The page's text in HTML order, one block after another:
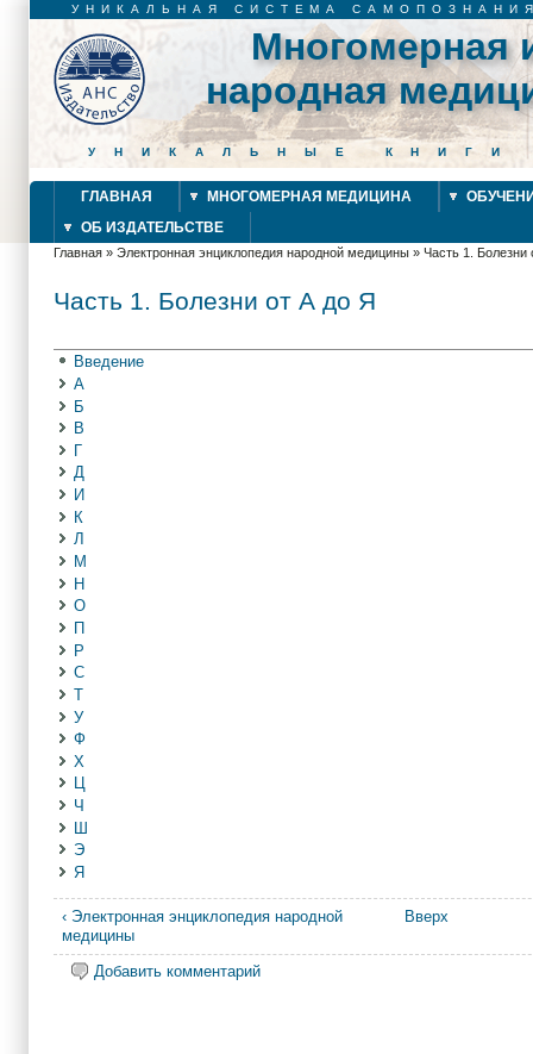
УНИКАЛЬНАЯ СИСТЕМА
Многомерная
народная
УНИКАЛЬНЫЕ
ГЛАВНАЯ МНОГОМЕРНАЯ МЕДИЦИНА
ОБ ИЗДАТЕЛЬСТВЕ
Главная » Электронная энциклопедия народной медицины » Часть 1. Болезни
Часть 1. Болезни от А до Я
Введение
А
Б
В
Г
Д
И
К
Л
М
Н
О
П
Р
С
Т
У
Ф
Х
Ц
Ч
Ш
Э
Я
‹ Электронная энциклопедия народной
медицины
Вверх
Добавить комментарий